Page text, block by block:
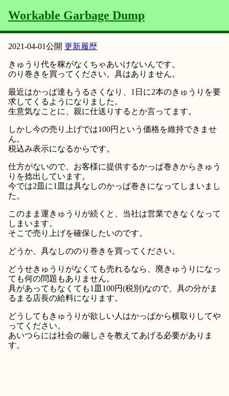
Workable Garbage Dump
2021-04-01公開 更新履歴
きゅうり代を稼がなくちゃあいけないんです。
のり巻きを買ってください。具はありません。
最近はかっぱ達もうるさくなり、1日に2本のきゅうりを要
求してくるようになりました。
生意気なことに、親に仕送りするとか言ってます。
しかし今の売り上げでは100円という価格を維持できませ
ん。
税込み表示になるからです。
仕方がないので、お客様に提供するかっぱ巻きからきゅう
りを捻出しています。
今では2皿に1皿は具なしのかっぱ巻きになってしまいまし
た。
このまま運きゅうりが続くと、当社は営業できなくなって
しまいます。
そこで売り上げを確保したいのです。
どうか、具なしののり巻きを買ってください。
どうせきゅうりがなくても売れるなら、廃きゅうりになっ
ても何の問題もありません。
具があってもなくても1皿100円(税別)なので、具の分がま
るまる店長の給料になります。
どうしてもきゅうりが欲しい人はかっぱから横取りしてや
ってください。
あいつらには社会の厳しさを教えてあげる必要がありま
す。